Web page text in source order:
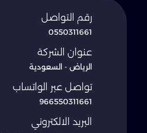
البريد الالكتروني
تواصل عبر الواتساب
966550311661
عنوان الشركة
الرياض - السعودية
رقم التواصل
0550311661